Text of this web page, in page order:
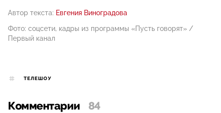
Автор текста: Евгения Виноградова
Фото: соцсети, кадры из программы «Пусть говорят» /
Первый канал
ТЕЛЕШОУ
Комментарии 84